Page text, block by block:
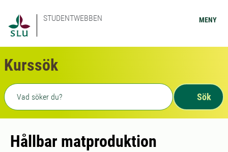
STUDENTWEBBEN MENY
Kurssök
Fritext sökning
Sök
Hållbar matproduktion